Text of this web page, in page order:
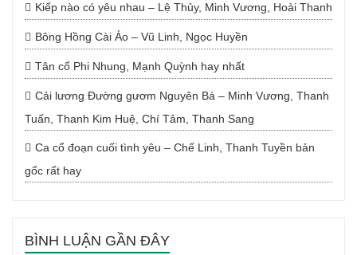
Kiếp nào có yêu nhau – Lệ Thủy, Minh Vương, Hoài Thanh
Bông Hồng Cài Áo – Vũ Linh, Ngọc Huyền
Tân cổ Phi Nhung, Mạnh Quỳnh hay nhất
Cải lương Đường gươm Nguyên Bá – Minh Vương, Thanh
Tuấn, Thanh Kim Huệ, Chí Tâm, Thanh Sang
Ca cổ đoạn cuối tình yêu – Chế Linh, Thanh Tuyền bản
gốc rất hay
BÌNH LUẬN GẦN ĐÂY